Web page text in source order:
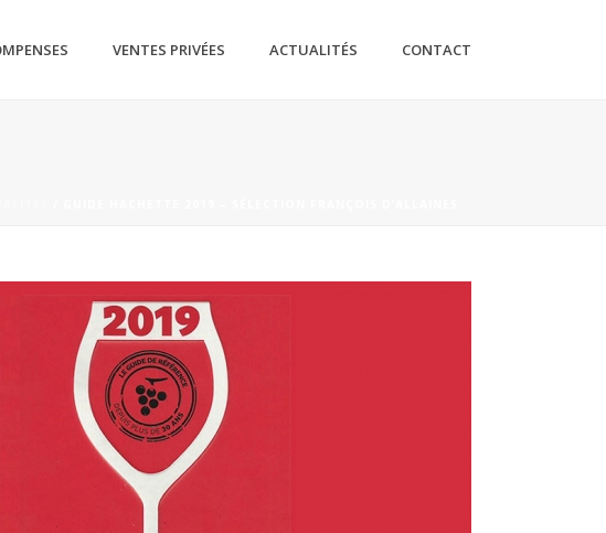
VENTES PRIVÉES ACTUALITÉS CONTACT